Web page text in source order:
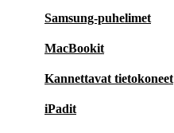
Samsung-puhelimet
MacBookit
Kannettavat tietokoneet
iPadit